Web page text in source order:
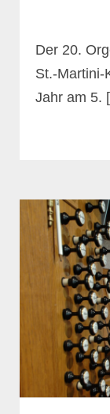
Der 20.
St.-Martini-
Jahr am 5.